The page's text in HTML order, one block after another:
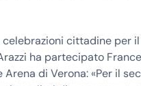
cittadine per
ha partecipato
di Verona: «Per il